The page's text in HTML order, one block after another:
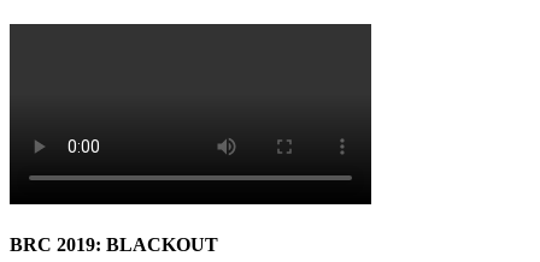
BRC 2019: BLACKOUT